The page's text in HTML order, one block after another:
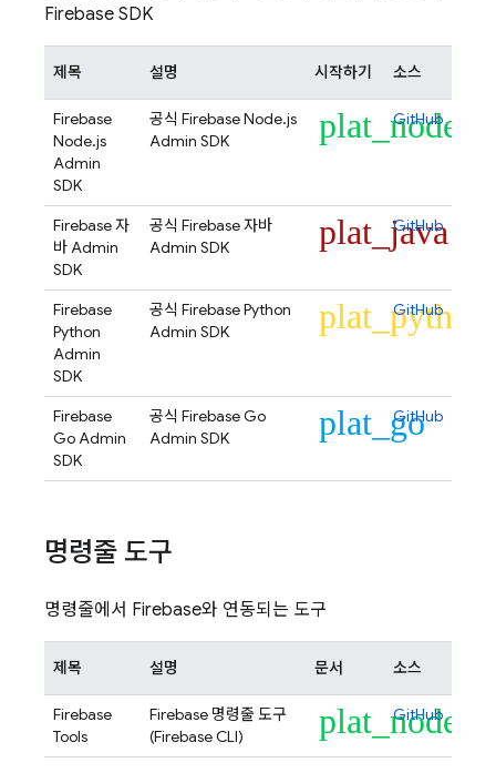
Firebase SDK
제목 설명 시작하기 소스
Firebase
Node.js
Admin
SDK
공식 Firebase Node.js
Admin SDK
plat_node
GitHub
Firebase 자
바 Admin
SDK
공식 Firebase 자바
Admin SDK
plat_java
GitHub
Firebase
Python
Admin
SDK
공식 Firebase Python
Admin SDK
plat_python
GitHub
Firebase
Go Admin
SDK
공식 Firebase Go
Admin SDK
plat_go
GitHub
명령줄 도구
명령줄에서 Firebase와 연동되는 도구
제목 설명 문서 소스
Firebase
Tools
Firebase 명령줄 도구
(FirebaseCLI) plat_node
GitHub